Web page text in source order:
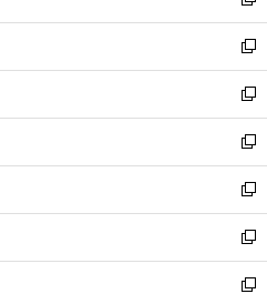
開
く
ウ
で
開
く
ウ
ィ
ン
ド
ウ
で
開
く
し
い
ウ
ィ
ン
ド
ウ
で
開
く
新
し
い
ウ
ィ
ン
ド
ウ
で
開
く
新
し
い
ウ
ィ
ン
ド
ウ
で
新
し
い
ウ
ィ
ン
ド
新
し
い
ウ
ィ
新
し
い
新